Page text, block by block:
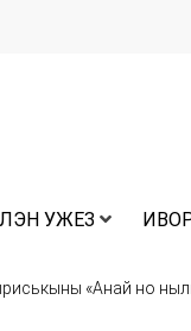
УЖЕЗ
«Анай но